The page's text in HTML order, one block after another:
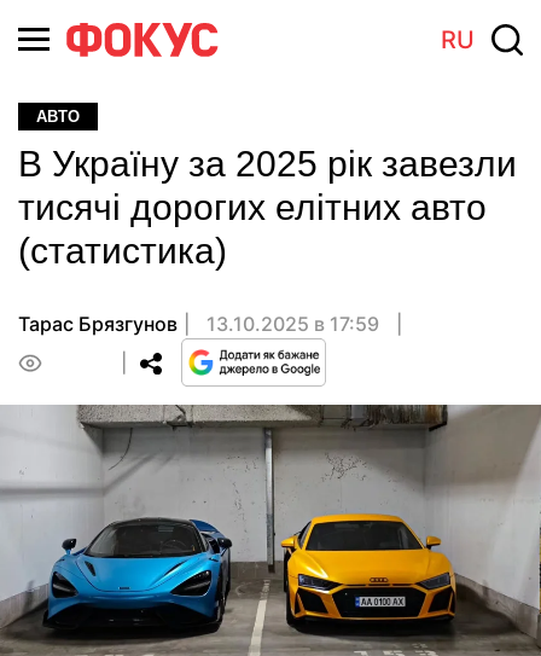
RU
АВТО
В Україну за 2025 рік завезли
тисячі дорогих елітних авто
(статистика)
Тарас Брязгунов
13.10.2025 в 17:59